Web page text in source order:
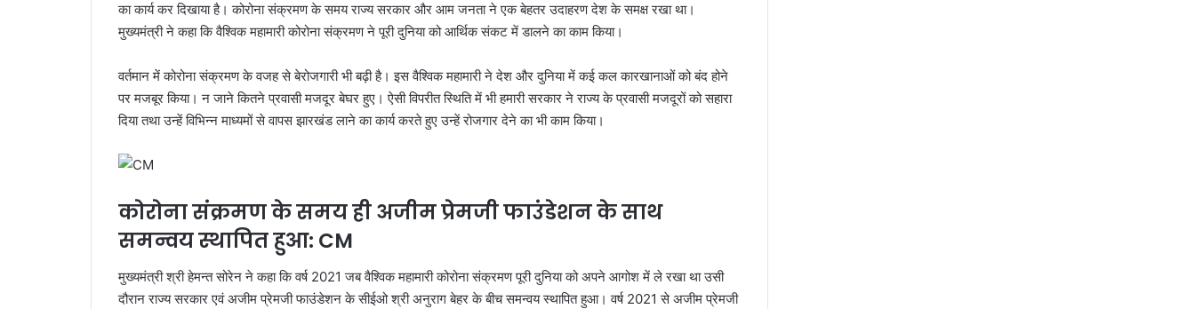
का कार्य कर दिखाया है। कोरोना संक्रमण के समय राज्य सरकार और आम जनता ने एक बेहतर उदाहरण देश के समक्ष रखा था।
मुख्यमंत्री ने कहा कि वैश्विक महामारी कोरोना संक्रमण ने पूरी दुनिया को आर्थिक संकट में डालने का काम किया।
वर्तमान में कोरोना संक्रमण के वजह से बेरोजगारी भी बढ़ी है। इस वैश्विक महामारी ने देश और दुनिया में कई कल कारखानाओं को बंद होने
पर मजबूर किया। न जाने कितने प्रवासी मजदूर बेघर हुए। ऐसी विपरीत स्थिति में भी हमारी सरकार ने राज्य के प्रवासी मजदूरों को सहारा
दिया तथा उन्हें विभिन्न माध्यमों से वापस झारखंड लाने का कार्य करते हुए उन्हें रोजगार देने का भी काम किया।
कोरोना संक्रमण के समय ही अजीम प्रेमजी फाउंडेशन के साथ
समन्वय स्थापित हुआ: CM
मुख्यमंत्री श्री हेमन्त सोरेन ने कहा कि वर्ष 2021 जब वैश्विक महामारी कोरोना संक्रमण पूरी दुनिया को अपने आगोश में ले रखा था उसी
दौरान राज्य सरकार एवं अजीम प्रेमजी फाउंडेशन के सीईओ श्री अनुराग बेहर के बीच समन्वय स्थापित हुआ। वर्ष 2021 से अजीम प्रेमजी